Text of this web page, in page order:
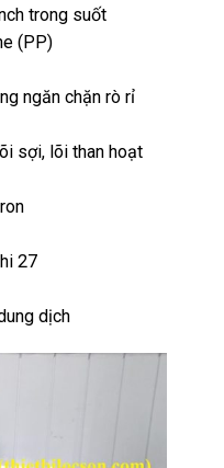
trong suốt
(PP)
ngăn chặn rò rỉ
sợi, lõi than hoạt
27
dịch